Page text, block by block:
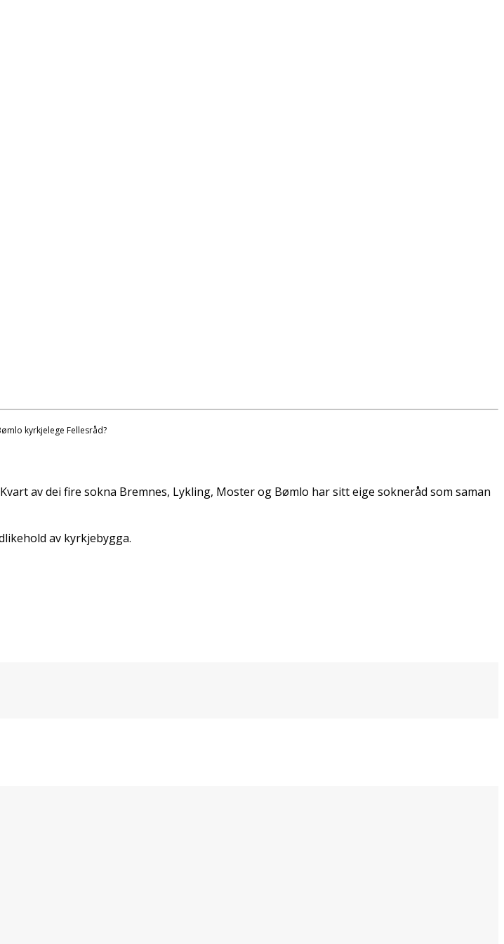
kyrkjelege Fellesråd?
av dei fire sokna Bremnes, Lykling, Moster og Bømlo har sitt eige sokneråd som saman
av kyrkjebygga.